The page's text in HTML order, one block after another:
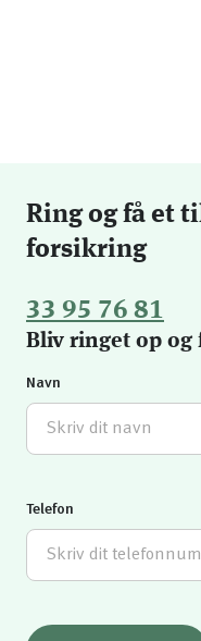
Ring og få et
forsikring
33 95 76 81
Bliv ringet op og
Navn
Telefon